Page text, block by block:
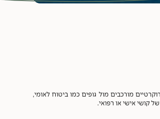
מורכבים מול גופים כמו ביטוח לאומי,
קושי אישי או רפואי.